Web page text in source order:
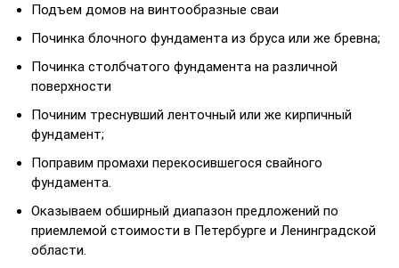
Подъем домов на винтообразные сваи
Починка блочного фундамента из бруса или же бревна;
Починка столбчатого фундамента на различной
поверхности
Починим треснувший ленточный или же кирпичный
фундамент;
Поправим промахи перекосившегося свайного
фундамента.
Оказываем обширный диапазон предложений по
приемлемой стоимости в Петербурге и Ленинградской
области.